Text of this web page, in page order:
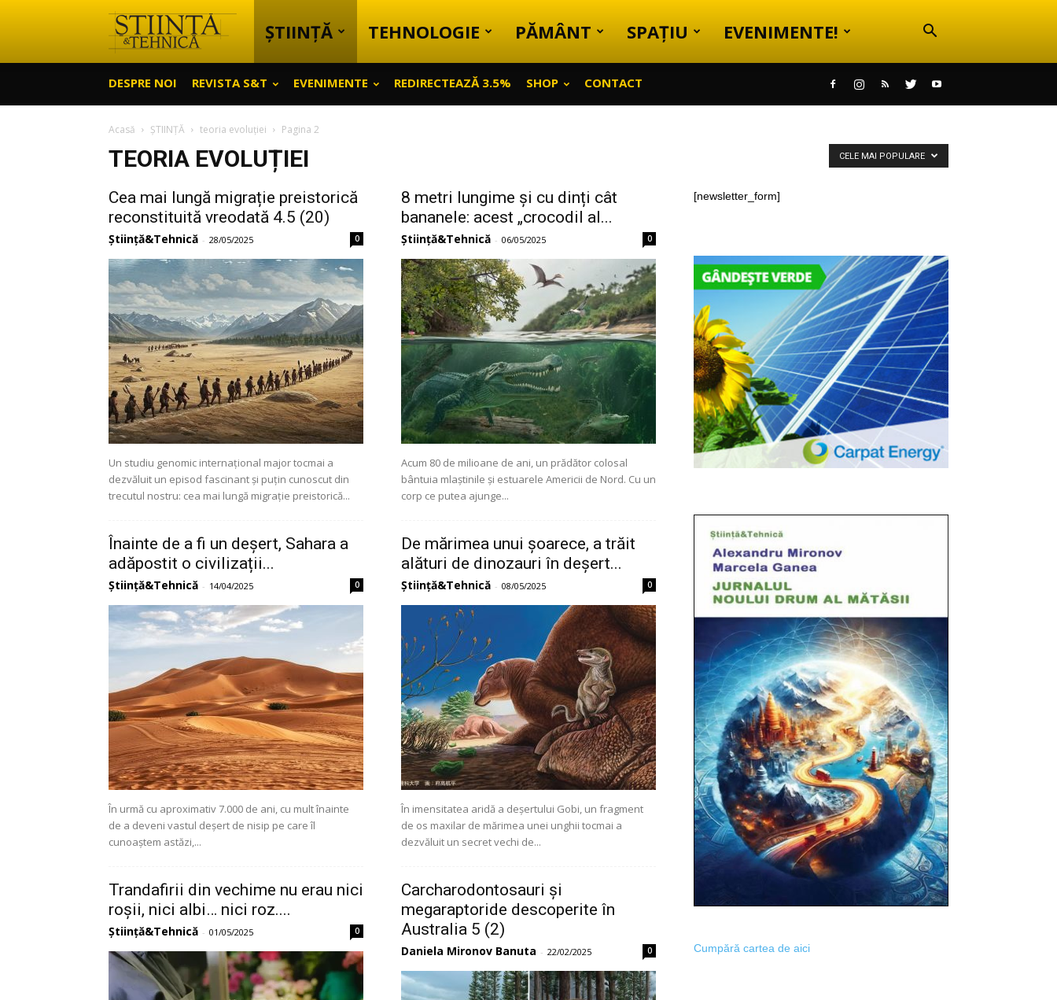
Știință
Tehnică
ȘTIINȚĂ TEHNOLOGIE PĂMÂNT SPAȚIU EVENIMENTE!
DESPRE NOI REVISTA S&T EVENIMENTE REDIRECTEAZĂ 3.5% SHOP CONTACT
Acasă ȘTIINȚĂ teoria evoluției Pagina 2
TEORIA EVOLUȚIEI CELE MAI POPULARE
Cea mai lungă migrație preistorică
reconstituită vreodată 4.5 (20)
Știință&Tehnică - 28/05/2025 0
Un studiu genomic internațional major tocmai a
dezvăluit un episod fascinant și puțin cunoscut din
trecutul nostru: cea mai lungă migrație preistorică...
8 metri lungime și cu dinți cât
bananele: acest „crocodil al...
Știință&Tehnică - 06/05/2025 0
Acum 80 de milioane de ani, un prădător colosal
bântuia mlaștinile și estuarele Americii de Nord. Cu un
corp ce putea ajunge...
Înainte de a fi un deșert, Sahara a
adăpostit o civilizații...
Știință&Tehnică - 14/04/2025 0
În urmă cu aproximativ 7.000 de ani, cu mult înainte
de a deveni vastul deșert de nisip pe care îl
cunoaștem astăzi,...
De mărimea unui șoarece, a trăit
alături de dinozauri în deșert...
Știință&Tehnică - 08/05/2025 0
În imensitatea aridă a deșertului Gobi, un fragment
de os maxilar de mărimea unei unghii tocmai a
dezvăluit un secret vechi de...
Trandafirii din vechime nu erau nici
roșii, nici albi… nici roz....
Știință&Tehnică - 01/05/2025 0
Carcharodontosauri și
megaraptoride descoperite în
Australia 5 (2)
Daniela Mironov Banuta - 22/02/2025 0
[newsletter_form]
Cumpără cartea de aici